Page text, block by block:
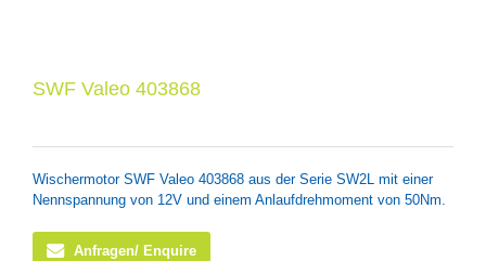
SWF Valeo 403868
Wischermotor SWF Valeo 403868 aus der Serie SW2L mit einer
Nennspannung von 12V und einem Anlaufdrehmoment von 50Nm.
Anfragen/ Enquire